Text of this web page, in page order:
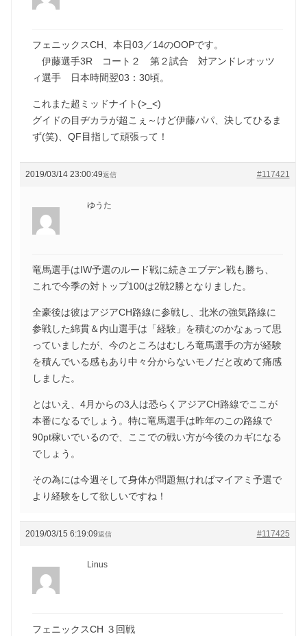
フェニックスCH、本日03／14のOOPです。
伊藤選手3R コート２ 第２試合 対アンドレオッツ
ィ選手 日本時間翌03：30頃。
これまた超ミッドナイト(>_<)
グイドの目ヂカラが超こぇ～けど伊藤パパ、決してひるま
ず(笑)、QF目指して頑張って！
2019/03/14 23:00:49 #117421
返信
ゆうた
竜馬選手はIW予選のルード戦に続きエブデン戦も勝ち、
これで今季の対トップ100は2戦2勝となりました。
全豪後は彼はアジアCH路線に参戦し、北米の強気路線に
参戦した綿貫＆内山選手は「経験」を積むのかなぁって思
っていましたが、今のところはむしろ竜馬選手の方が経験
を積んでいる感もあり中々分からないモノだと改めて痛感
しました。
とはいえ、4月からの3人は恐らくアジアCH路線でここが
本番になるでしょう。特に竜馬選手は昨年のこの路線で
90pt稼いでいるので、ここでの戦い方が今後のカギになる
でしょう。
その為には今週そして身体が問題無ければマイアミ予選で
より経験をして欲しいですね！
2019/03/15 6:19:09 #117425
返信
Linus
フェニックスCH ３回戦